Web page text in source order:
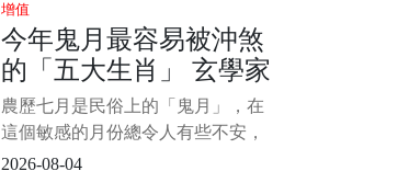
悲痛和不捨的心情告訴大家，阿Nat
已於今早在醫院睡夢中安詳離世。
1/4 Natalie 是在星期日晚入院，在
最後的日子家人和最好的朋友
增值
今年鬼月最容易被沖煞
的「五大生肖」 玄學家
警告：小心「兇上加
兇」
農歷七月是民俗上的「鬼月」，在
這個敏感的月份總令人有些不安，
所以我們寧可信其有，遵從老祖宗
2026-08-04